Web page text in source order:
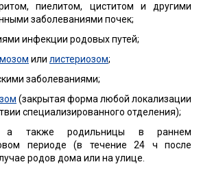
пиелитом, циститом и другими
заболеваниями почек;
инфекции родовых путей;
или листериозом;
заболеваниями;
(закрытая форма любой локализации
специализированного отделения);
а также родильницы в раннем
периоде (в течение 24 ч после
родов дома или на улице.